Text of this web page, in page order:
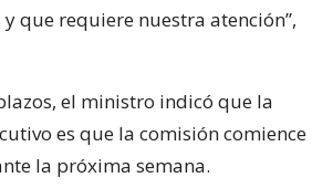
y que requiere nuestra atención”,
el ministro indicó que la
es que la comisión comience
la próxima semana.